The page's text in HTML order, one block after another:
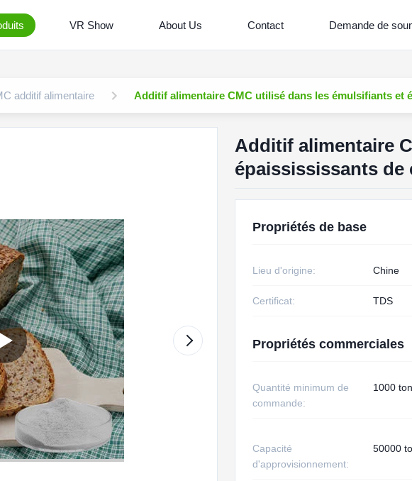
VR Show About Us Contact Demande de
additif alimentaire Additif alimentaire CMC utilisé dans les émulsifiants et
Additif alimentaire
épaissississants de
Propriétés de base
Lieu d'origine: Chine
Certificat: TDS
Propriétés commerciales
Quantité minimum de
commande:
1000
Capacité
d'approvisionnement:
50000